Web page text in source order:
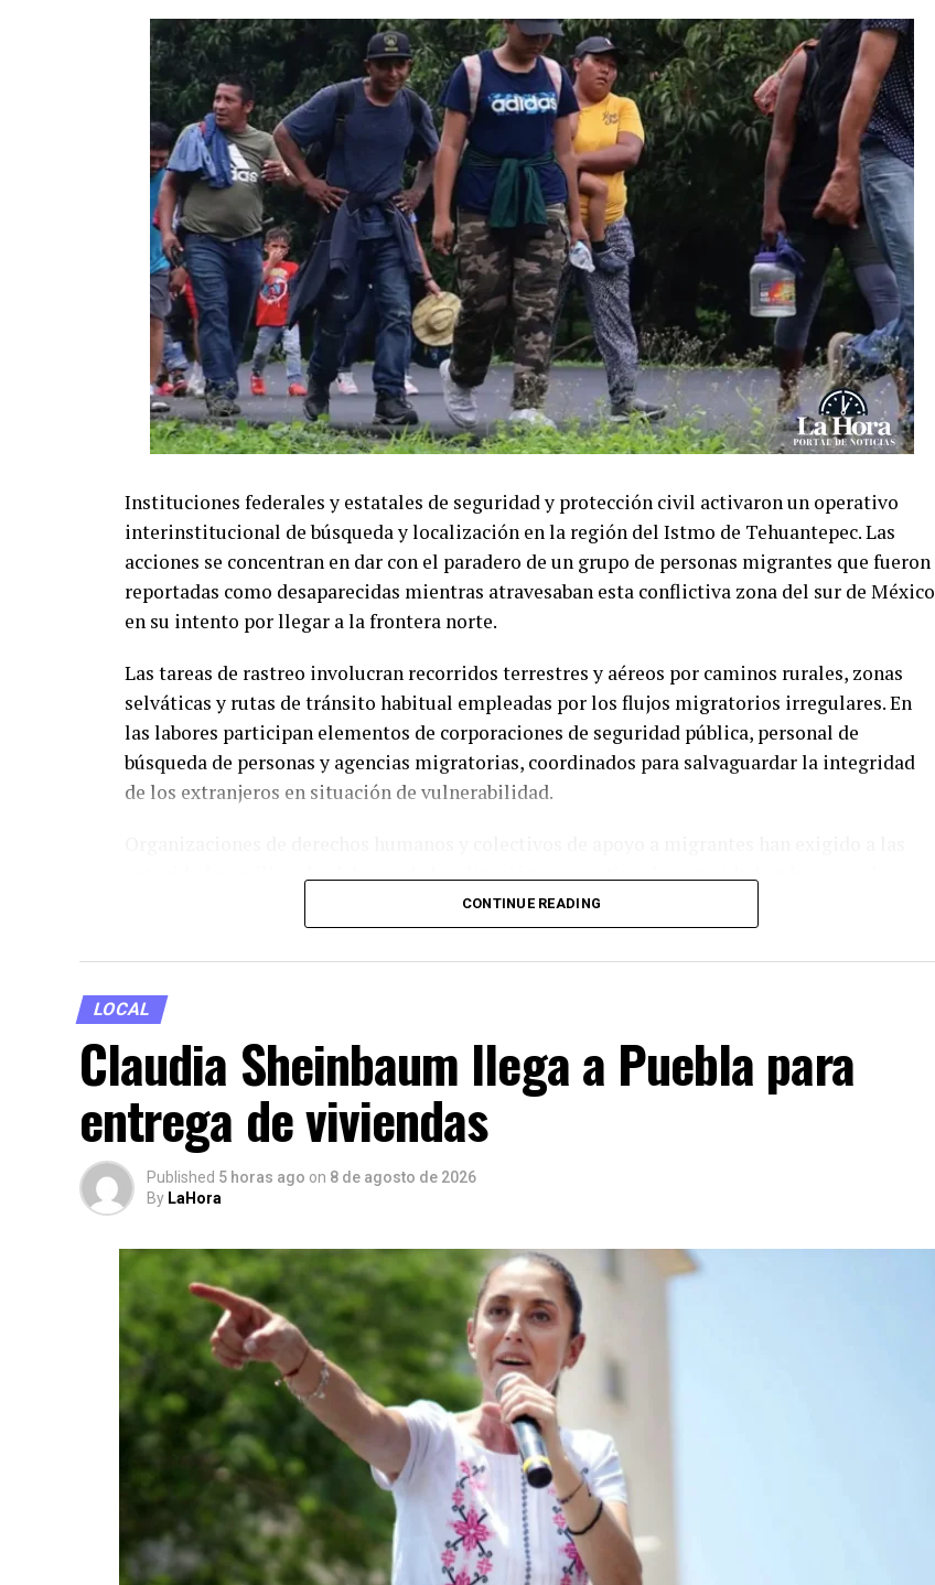
Instituciones federales y estatales de seguridad y protección civil activaron un operativo
interinstitucional de búsqueda y localización en la región del Istmo de Tehuantepec. Las
acciones se concentran en dar con el paradero de un grupo de personas migrantes que fueron
reportadas como desaparecidas mientras atravesaban esta conflictiva zona del sur de México
en su intento por llegar a la frontera norte.
Las tareas de rastreo involucran recorridos terrestres y aéreos por caminos rurales, zonas
selváticas y rutas de tránsito habitual empleadas por los flujos migratorios irregulares. En
las labores participan elementos de corporaciones de seguridad pública, personal de
búsqueda de personas y agencias migratorias, coordinados para salvaguardar la integridad
de los extranjeros en situación de vulnerabilidad.
autoridades agilizar las labores de localización y garantizar la seguridad en los corredores
transitados por esta población. La región del Istmo representa uno de los puntos más
complejos del trayecto migratorio debido a la presencia de redes de delincuencia organizada
que operan en la zona.
CONTINUE READING
LOCAL
Claudia Sheinbaum llega a Puebla para
entrega de viviendas
Published 5 horas ago on 8 de agosto de 2026
By LaHora